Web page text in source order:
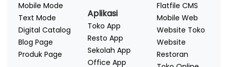
Mobile Mode
Text Mode
Digital Catalog
Blog Page
Produk Page
Aplikasi
Toko App
Resto App
Sekolah App
Office App
Flatfile CMS
Mobile Web
Website Toko
Website
Restoran